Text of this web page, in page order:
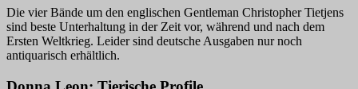
Die vier Bände um den englischen Gentleman Christopher Tietjens
sind beste Unterhaltung in der Zeit vor, während und nach dem
Ersten Weltkrieg. Leider sind deutsche Ausgaben nur noch
antiquarisch erhältlich.